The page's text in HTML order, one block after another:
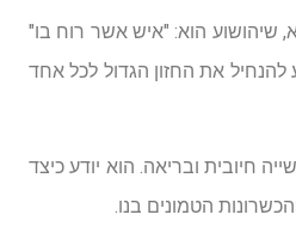
שיהושוע הוא: "איש אשר רוח בו"
את החזון הגדול לכל אחד
חיובית ובריאה. הוא יודע כיצד
הטמונים בנו.